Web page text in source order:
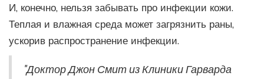
И, конечно, нельзя забывать про инфекции кожи.
Теплая и влажная среда может загрязнить раны,
ускорив распространение инфекции.
"Доктор Джон Смит из Клиники Гарварда